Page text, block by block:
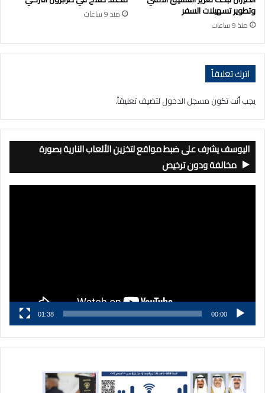
وتطوير تسهيلات السفر
منذ 9 ساعات
منذ 9 ساعات
اترك تعليقاً
يجب أنت تكون مسجل الدخول لتضيف تعليقاً.
اليوسف يشرف على ضبط مواقع لتخزين الألعاب النارية بصورة
مخالفة ودون ترخيص
00:00
01:38